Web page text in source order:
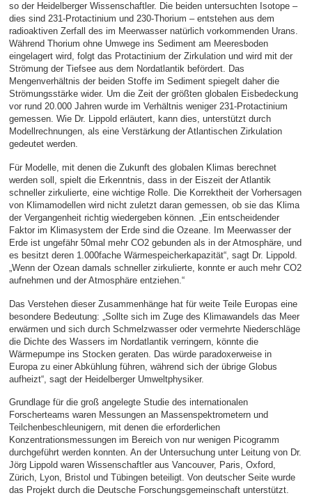
so der Heidelberger Wissenschaftler. Die beiden untersuchten Isotope –
dies sind 231-Protactinium und 230-Thorium – entstehen aus dem
radioaktiven Zerfall des im Meerwasser natürlich vorkommenden Urans.
Während Thorium ohne Umwege ins Sediment am Meeresboden
eingelagert wird, folgt das Protactinium der Zirkulation und wird mit der
Strömung der Tiefsee aus dem Nordatlantik befördert. Das
Mengenverhältnis der beiden Stoffe im Sediment spiegelt daher die
Strömungsstärke wider. Um die Zeit der größten globalen Eisbedeckung
vor rund 20.000 Jahren wurde im Verhältnis weniger 231-Protactinium
gemessen. Wie Dr. Lippold erläutert, kann dies, unterstützt durch
Modellrechnungen, als eine Verstärkung der Atlantischen Zirkulation
gedeutet werden.
Für Modelle, mit denen die Zukunft des globalen Klimas berechnet
werden soll, spielt die Erkenntnis, dass in der Eiszeit der Atlantik
schneller zirkulierte, eine wichtige Rolle. Die Korrektheit der Vorhersagen
von Klimamodellen wird nicht zuletzt daran gemessen, ob sie das Klima
der Vergangenheit richtig wiedergeben können. „Ein entscheidender
Faktor im Klimasystem der Erde sind die Ozeane. Im Meerwasser der
Erde ist ungefähr 50mal mehr CO2 gebunden als in der Atmosphäre, und
es besitzt deren 1.000fache Wärmespeicherkapazität“, sagt Dr. Lippold.
„Wenn der Ozean damals schneller zirkulierte, konnte er auch mehr CO2
aufnehmen und der Atmosphäre entziehen.“
Das Verstehen dieser Zusammenhänge hat für weite Teile Europas eine
besondere Bedeutung: „Sollte sich im Zuge des Klimawandels das Meer
erwärmen und sich durch Schmelzwasser oder vermehrte Niederschläge
die Dichte des Wassers im Nordatlantik verringern, könnte die
Wärmepumpe ins Stocken geraten. Das würde paradoxerweise in
Europa zu einer Abkühlung führen, während sich der übrige Globus
aufheizt“, sagt der Heidelberger Umweltphysiker.
Grundlage für die groß angelegte Studie des internationalen
Forscherteams waren Messungen an Massenspektrometern und
Teilchenbeschleunigern, mit denen die erforderlichen
Konzentrationsmessungen im Bereich von nur wenigen Picogramm
durchgeführt werden konnten. An der Untersuchung unter Leitung von Dr.
Jörg Lippold waren Wissenschaftler aus Vancouver, Paris, Oxford,
Zürich, Lyon, Bristol und Tübingen beteiligt. Von deutscher Seite wurde
das Projekt durch die Deutsche Forschungsgemeinschaft unterstützt.